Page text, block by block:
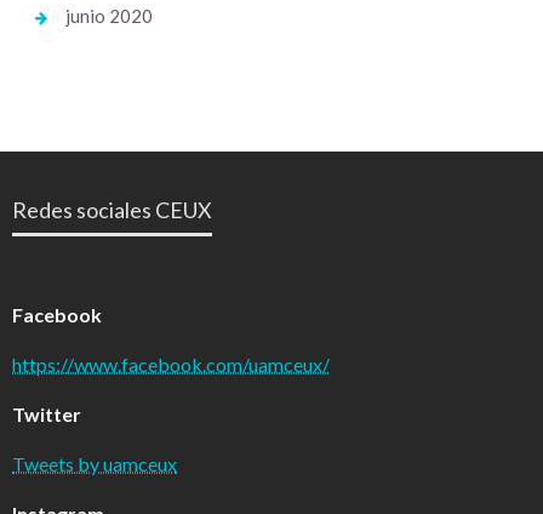
junio 2020
Redes sociales CEUX
Facebook
https://www.facebook.com/uamceux/
Twitter
Tweets by uamceux